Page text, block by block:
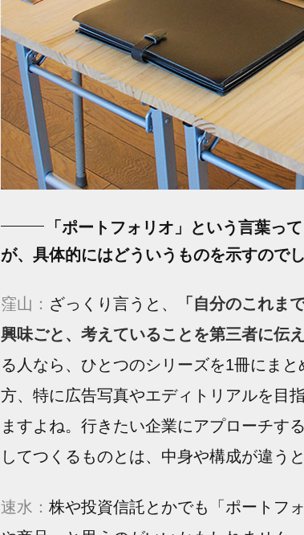
「ポートフォリオ」という言葉っ
が、具体的にはどういうものを示すので
窪山： ざっくり言うと、
「自分のこれま
興味ごと、考えていることを第三者に伝
る人なら、ひとつのシリーズを1冊にま
方、特に広告写真やエディトリアルを目
ますよね。行きたい企業にアプローチす
してつくるものとは、中身や構成が違う
速水： 株や投資信託とかでも「ポートフ